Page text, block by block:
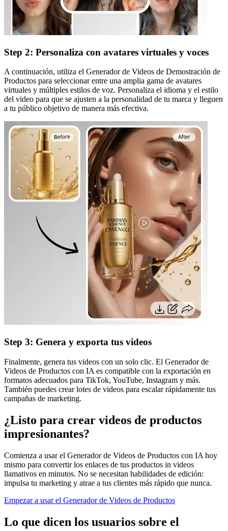
Step 2: Personaliza con avatares virtuales y voces
A continuación, utiliza el Generador de Videos de Demostración de
Productos para seleccionar entre una amplia gama de avatares
virtuales y múltiples estilos de voz. Personaliza el idioma y el estilo
del video para que se ajusten a la personalidad de tu marca y lleguen
a tu público objetivo de manera más efectiva.
Step 3: Genera y exporta tus videos
Finalmente, genera tus videos con un solo clic. El Generador de
Videos de Productos con IA es compatible con la exportación en
formatos adecuados para TikTok, YouTube, Instagram y más.
También puedes crear lotes de videos para escalar rápidamente tus
campañas de marketing.
¿Listo para crear videos de productos
impresionantes?
Comienza a usar el Generador de Videos de Productos con IA hoy
mismo para convertir los enlaces de tus productos in videos
llamativos en minutos. No se necesitan habilidades de edición:
impulsa tu marketing y atrae a tus clientes más rápido que nunca.
Empezar a usar el Generador de Videos de Productos
Lo que dicen los usuarios sobre el